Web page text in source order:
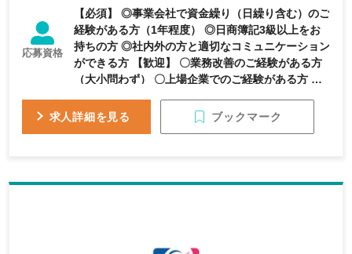
応募資格
【必須】 ◎事業会社で資金繰り（日繰り含む）のご
経験がある方（1年程度） ◎日商簿記3級以上をお
持ちの方 ◎社内外の方と適切なコミュニケーション
ができる方 【歓迎】 〇業務改善のご経験がある方
（大小問わず） 〇上場企業でのご経験がある方 〇
〇キャッシュマネジメントシステムのご経験がある
求人詳細を見る ブックマーク